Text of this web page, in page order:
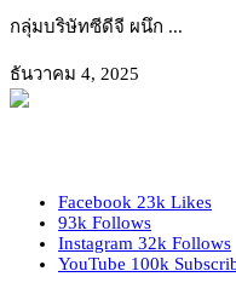
กลุ่มบริษัทซีดีจี ผนึก ...
ธันวาคม 4, 2025
Facebook 23k Likes
93k Follows
Instagram 32k Follows
YouTube 100k